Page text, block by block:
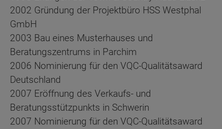
2002 Gründung der Projektbüro HSS Westphal
GmbH
2003 Bau eines Musterhauses und
Beratungszentrums in Parchim
2006 Nominierung für den VQC-Qualitätsaward
Deutschland
2007 Eröffnung des Verkaufs- und
Beratungsstützpunkts in Schwerin
2007 Nominierung für den VQC-Qualitätsaward